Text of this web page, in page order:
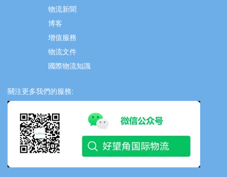
物流新聞
博客
增值服務
物流文件
國際物流知識
關注更多我們的服務: